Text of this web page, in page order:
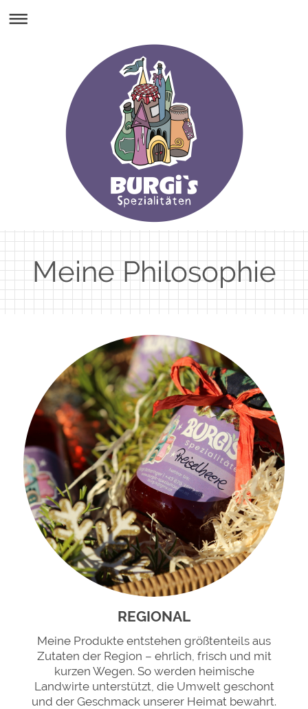
Meine Philosophie
REGIONAL
Meine Produkte entstehen größtenteils aus
Zutaten der Region – ehrlich, frisch und mit
kurzen Wegen. So werden heimische
Landwirte unterstützt, die Umwelt geschont
und der Geschmack unserer Heimat bewahrt.